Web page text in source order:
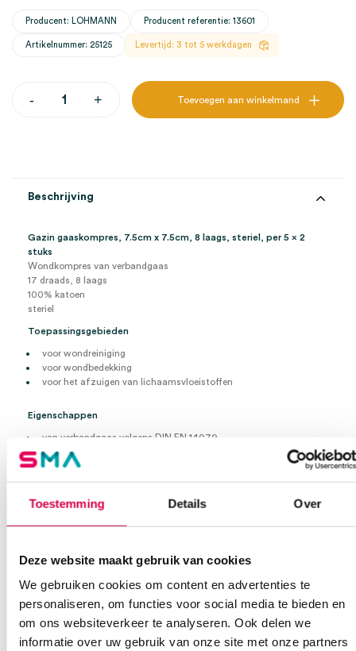
Toestemming Details Over
Deze website maakt gebruik van cookies
We gebruiken cookies om content en advertenties te
personaliseren, om functies voor social media te bieden en
om ons websiteverkeer te analyseren. Ook delen we
informatie over uw gebruik van onze site met onze partners
Producent: LOHMANN Producent referentie: 13601
Artikelnummer: 25125 Levertijd: 3 tot 5 werkdagen
-
steriel
+ Toevoegen aan winkelmand
Beschrijving
Gazin gaaskompres, 7.5cm x 7.5cm, 8 laags, steriel, per 5 x 2
stuks
Wondkompres van verbandgaas
17 draads, 8 laags
100% katoen
steriel
Toepassingsgebieden
voor wondreiniging
voor wondbedekking
voor het afzuigen van lichaamsvloeistoffen
Eigenschappen
van verbandgaas volgens DIN EN 14079
17 draads
alle zelfkanten liggen aan de binnenzijde, dus geen randdraden
goed absorptievermogen
17 draads
steriel
Extra informatie
Beoordelingen (0)